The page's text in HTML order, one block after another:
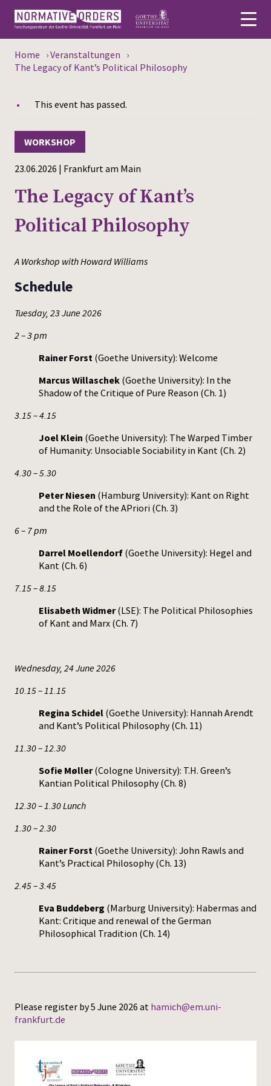
Deutsch
Persons
Media
Press
Home ›Veranstaltungen ›
The Legacy of Kant’s Political Philosophy
This event has passed.
23.06.2026 | Frankfurt am Main
WORKSHOP
The Legacy of Kant’s
Political Philosophy
A Workshop with Howard Williams
Schedule
Tuesday, 23 June 2026
2 – 3 pm
Rainer Forst (Goethe University): Welcome
Marcus Willaschek (Goethe University): In the
Shadow of the Critique of Pure Reason (Ch. 1)
3.15 – 4.15
Joel Klein (Goethe University): The Warped Timber
of Humanity: Unsociable Sociability in Kant (Ch. 2)
4.30 – 5.30
Peter Niesen (Hamburg University): Kant on Right
and the Role of the APriori (Ch. 3)
6 – 7 pm
Darrel Moellendorf (Goethe University): Hegel and
Kant (Ch. 6)
7.15 – 8.15
Elisabeth Widmer(LSE): The Political Philosophies
of Kant and Marx (Ch. 7)
Wednesday, 24 June 2026
10.15 – 11.15
Regina Schidel (Goethe University): Hannah Arendt
and Kant’s Political Philosophy (Ch. 11)
11.30 – 12.30
Sofie Møller(Cologne University): T.H. Green’s
Kantian Political Philosophy (Ch. 8)
12.30 – 1.30 Lunch
1.30 – 2.30
Rainer Forst (Goethe University): John Rawls and
Kant’s Practical Philosophy (Ch. 13)
2.45 – 3.45
Eva Buddeberg (Marburg University): Habermas and
Kant: Critique and renewal of the German
Philosophical Tradition (Ch. 14)
Please register by 5 June 2026 at hamich@em.uni-
frankfurt.de